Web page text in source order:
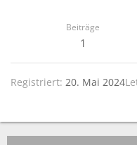
Beiträge
1
Registriert 20. Mai 2024